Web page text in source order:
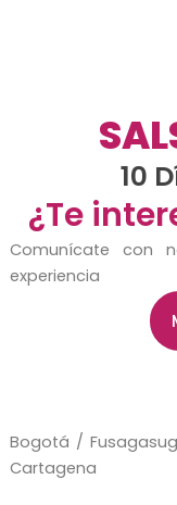
10
¿Te
Comunícate con
experiencia
Bogotá /
Cartagena